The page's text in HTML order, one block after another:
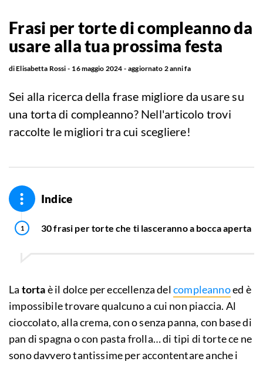
Frasi per torte di compleanno da
usare alla tua prossima festa
diElisabetta Rossi 16 maggio 2024 aggiornato 2 anni fa
Sei alla ricerca della frase migliore da usare su
una torta di compleanno? Nell'articolo trovi
raccolte le migliori tra cui scegliere!
Indice
30 frasi per torte che ti lasceranno a bocca aperta
La tortaè il dolce per eccellenza delcompleannoed è
impossibile trovare qualcuno a cui non piaccia. Al
cioccolato, alla crema, con o senza panna, con base di
pan di spagna o con pasta frolla… di tipi di torte ce ne
sono davvero tantissime per accontentare anche i